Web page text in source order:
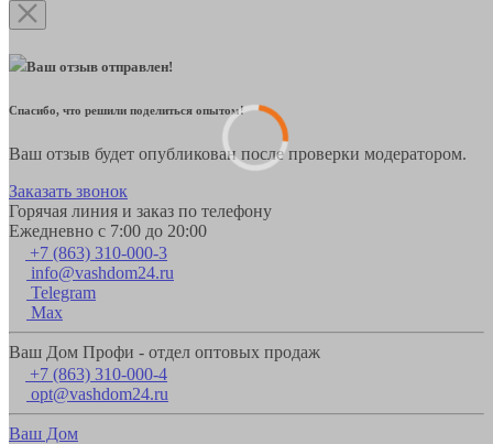
Ваш отзыв отправлен!
Спасибо, что решили поделиться опытом!
Ваш отзыв будет опубликован после проверки модератором.
Заказать звонок
Горячая линия и заказ по телефону
Ежедневно с 7:00 до 20:00
+7 (863) 310-000-3
info@vashdom24.ru
Telegram
Max
Ваш Дом Профи - отдел оптовых продаж
+7 (863) 310-000-4
opt@vashdom24.ru
Ваш Дом